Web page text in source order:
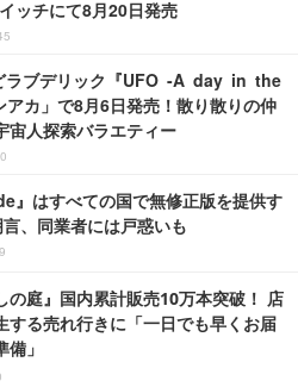
ッチにて8月20日発売
ラブデリック『UFO -A day in the
アカ」で8月6日発売！散り散りの仲
宙人探索バラエティー
』はすべての国で無修正版を提供す
、同業者には戸惑いも
の庭』国内累計販売10万本突破！ 店
する売れ行きに「一日でも早くお届
」